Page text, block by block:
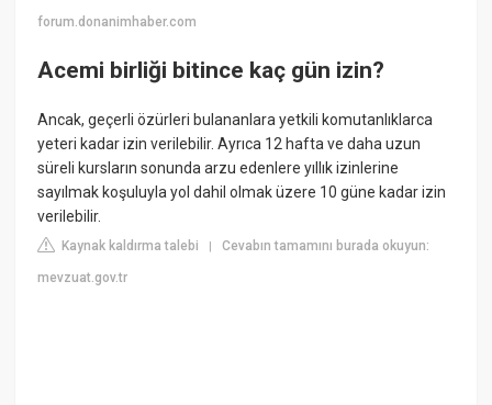
forum.donanimhaber.com
Acemi birliği bitince kaç gün izin?
Ancak, geçerli özürleri bulananlara yetkili komutanlıklarca
yeteri kadar izin verilebilir. Ayrıca 12 hafta ve daha uzun
süreli kursların sonunda arzu edenlere yıllık izinlerine
sayılmak koşuluyla yol dahil olmak üzere 10 güne kadar izin
verilebilir.
Kaynak kaldırma talebi |Cevabın tamamını burada okuyun:
mevzuat.gov.tr